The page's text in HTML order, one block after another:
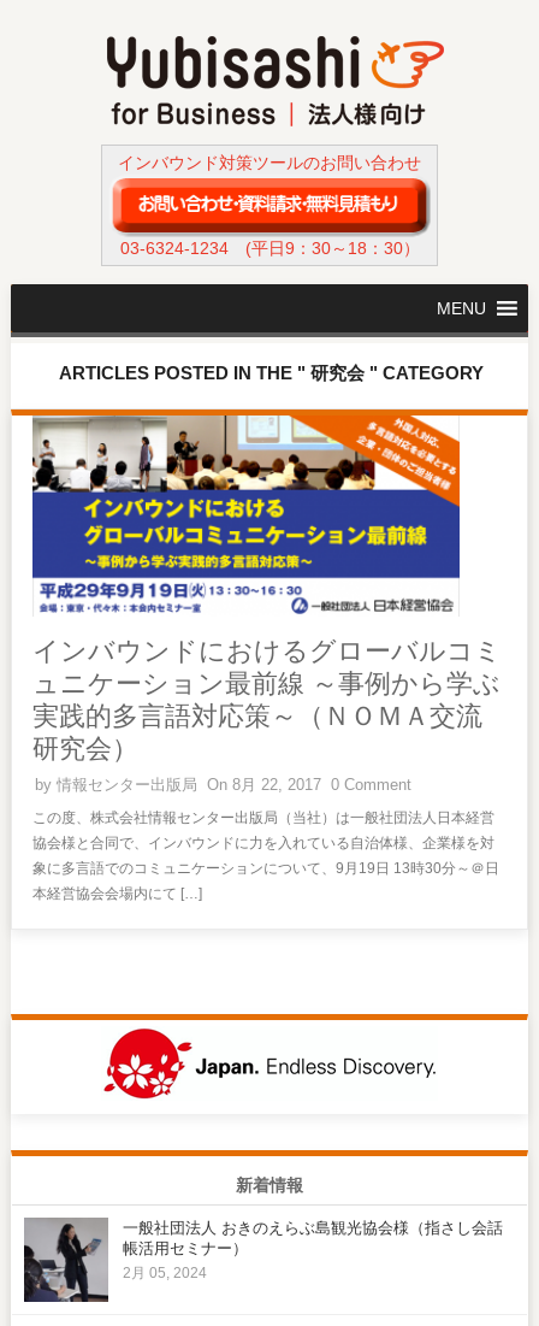
インバウンド対策ツールのお問い合わせ
03-6324-1234(平日9：30～18：30）
MENU
ARTICLES POSTED IN THE " 研究会 " CATEGORY
インバウンドにおけるグローバルコミ
ュニケーション最前線 ～事例から学ぶ
実践的多言語対応策～（ＮＯＭＡ交流
研究会）
by情報センター出版局 On 8月 22, 2017 0 Comment
この度、株式会社情報センター出版局（当社）は一般社団法人日本経営
協会様と合同で、インバウンドに力を入れている自治体様、企業様を対
象に多言語でのコミュニケーションについて、9月19日 13時30分～＠日
本経営協会会場内にて […]
新着情報
一般社団法人 おきのえらぶ島観光協会様（指さし会話
帳活用セミナー）
2月 05, 2024